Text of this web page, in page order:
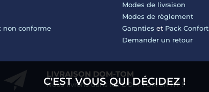
non conforme
Modes de livraison
Modes de règlement
Garanties et Pack Confort
Demander un retour
LIVRAISON DOM-TOM
Nous livrons dans les DOM-TOM en HT !
C'EST VOUS QUI DÉCIDEZ !